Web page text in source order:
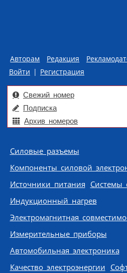
Авторам Редакция
Войти | Регистрация
Свежий номер
Подписка
Архив номеров
Skip to content
Силовые разъемы
Компоненты силовой
Источники питания Системы
Индукционный нагрев
Электромагнитная
Измерительные приборы
Автомобильная электроника
Качество электроэнергии